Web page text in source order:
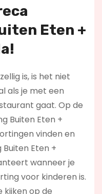
Eten +
is, is het niet
als je met een
gaat. Op de
Buiten Eten +
vinden en
Eten +
wanneer je
voor kinderen is.
kijken op de